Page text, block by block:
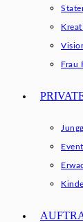
Frau